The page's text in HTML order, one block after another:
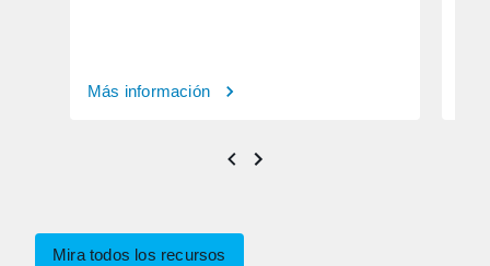
Más información
Mira todos los recursos